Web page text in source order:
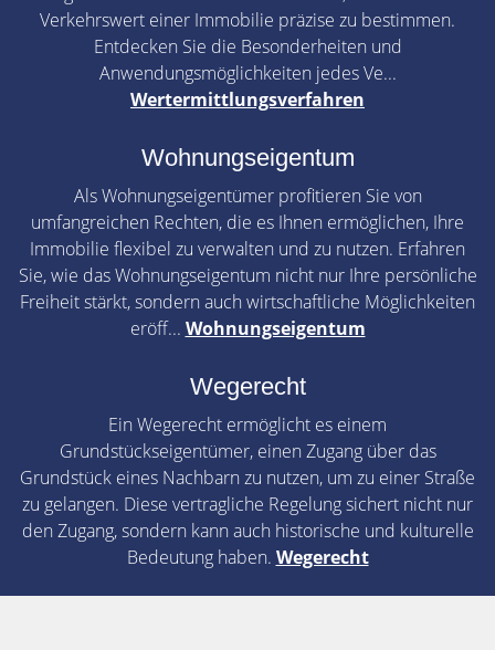
Verkehrswert einer Immobilie präzise zu bestimmen.
Entdecken Sie die Besonderheiten und
Anwendungsmöglichkeiten jedes Ve...
Wertermittlungsverfahren
Wohnungseigentum
Als Wohnungseigentümer profitieren Sie von
umfangreichen Rechten, die es Ihnen ermöglichen, Ihre
Immobilie flexibel zu verwalten und zu nutzen. Erfahren
Sie, wie das Wohnungseigentum nicht nur Ihre persönliche
Freiheit stärkt, sondern auch wirtschaftliche Möglichkeiten
eröff... Wohnungseigentum
Wegerecht
Ein Wegerecht ermöglicht es einem
Grundstückseigentümer, einen Zugang über das
Grundstück eines Nachbarn zu nutzen, um zu einer Straße
zu gelangen. Diese vertragliche Regelung sichert nicht nur
den Zugang, sondern kann auch historische und kulturelle
Bedeutung haben. Wegerecht